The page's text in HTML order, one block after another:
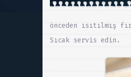
önceden ısıtılmış
Sıcak servis edin.